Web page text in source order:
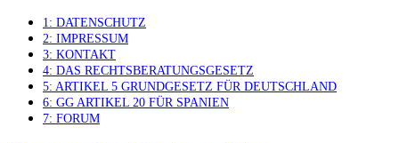
Skip
content
1: DATENSCHUTZ
2: IMPRESSUM
3: KONTAKT
4: DAS RECHTSBERATUNGSGESETZ
5: ARTIKEL 5 GRUNDGESETZ FÜR DEUTSCHLAND
6: GG ARTIKEL 20 FÜR SPANIEN
7: FORUM